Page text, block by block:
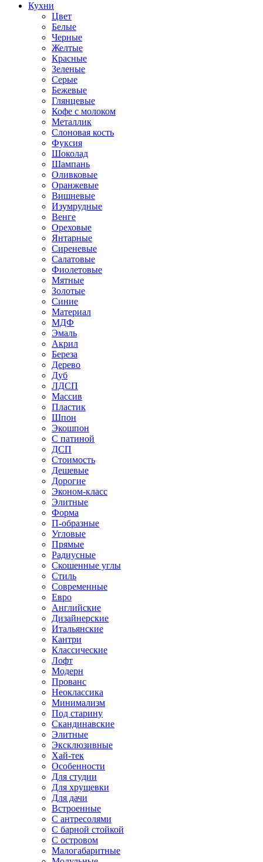
Кухни
Цвет
Белые
Черные
Желтые
Красные
Зеленые
Серые
Бежевые
Глянцевые
Кофе с молоком
Металлик
Слоновая кость
Фуксия
Шоколад
Шампань
Оливковые
Оранжевые
Вишневые
Изумрудные
Венге
Ореховые
Янтарные
Сиреневые
Салатовые
Фиолетовые
Мятные
Золотые
Синие
Материал
МДФ
Эмаль
Акрил
Береза
Дерево
Дуб
ЛДСП
Массив
Пластик
Шпон
Экошпон
С патиной
ДСП
Стоимость
Дешевые
Дорогие
Эконом-класс
Элитные
Форма
П-образные
Угловые
Прямые
Радиусные
Скошенные углы
Стиль
Современные
Евро
Английские
Дизайнерские
Итальянские
Кантри
Классические
Лофт
Модерн
Прованс
Неоклассика
Минимализм
Под старину
Скандинавские
Элитные
Эксклюзивные
Хай-тек
Особенности
Для студии
Для хрущевки
Для дачи
Встроенные
С антресолями
С барной стойкой
С островом
Малогабаритные